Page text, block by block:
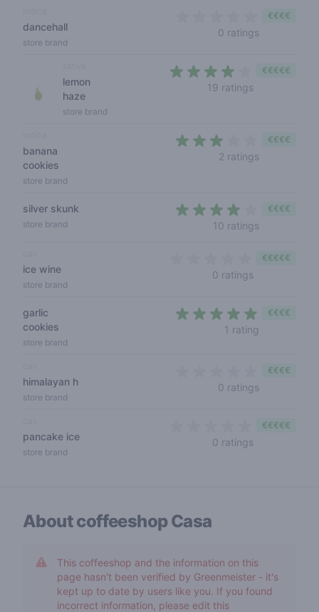
dancehall
store brand
0 ratings
€€€€
lemon
haze
store brand
19 ratings
€€€€€
banana
cookies
store brand
2 ratings
€€€€
silver skunk
store brand 10 ratings
€€€€
ice wine
store brand
0 ratings
€€€€€
garlic
cookies
store brand
1 rating
€€€€
himalayan h
store brand
0 ratings
€€€€
pancake ice
store brand
0 ratings
€€€€€
About coffeeshopCasa
This coffeeshop and the information on this
page hasn't been verified by Greenmeister - it's
kept up to date by users like you. If you found
incorrect information, please edit this